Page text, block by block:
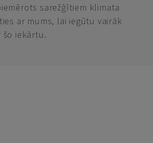
sarežģītiem klimata
ar mums, lai iegūtu vairāk
šo iekārtu.